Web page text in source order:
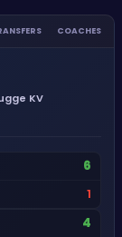
COACHES
KV
6
1
4